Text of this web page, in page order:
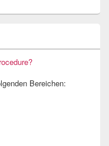
Bereichen: